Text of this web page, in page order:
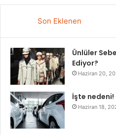
Son Eklenen
Ünlüler
Ediyor?
Haziran 20,
İşte nedeni!
Haziran 18,